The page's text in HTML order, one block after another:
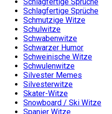
Schlagfertige Sprüche
Schmutzige Witze
Schulwitze
Schwabenwitze
Schwarzer Humor
Schweinische Witze
Schwulenwitze
Silvester Memes
Silvesterwitze
Skater-Witze
Snowboard / Ski Witze
Spanier Witze